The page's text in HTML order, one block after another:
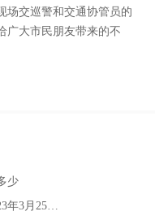
场交巡警和交通协管员的
广大市民朋友带来的不
少